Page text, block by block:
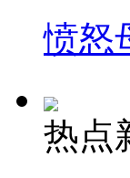
愤怒
热点